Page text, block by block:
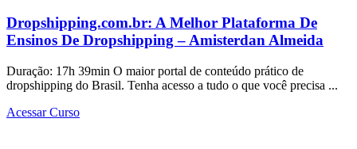
Dropshipping.com.br: A Melhor Plataforma De
Ensinos De Dropshipping – Amisterdan Almeida
Duração: 17h 39min O maior portal de conteúdo prático de
dropshipping do Brasil. Tenha acesso a tudo o que você precisa ...
Acessar Curso